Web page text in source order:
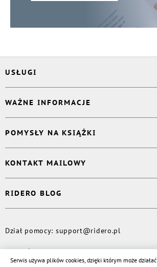
USŁUGI
Korektor
Projektant okładki
Druk Twojej książki
Publikacja
WAŻNE INFORMACJE
Książki Ridero
Pomoc
Polityka prywatności
POMYSŁY NA KSIĄŻKI
Dzienniczek malucha
Książka eksperta
Wydaj tomik poezji
KONTAKT MAILOWY
Kontakt dla mediów
RIDERO BLOG
Więcej
© Rideró, 2013—2026
Dział pomocy: support@ridero.pl
Serwis używa plików cookies, dzięki którym może działać